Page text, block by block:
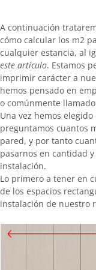
A continuación
cómo calcular los m2
cualquier estancia, al
este artículo. Estamos
imprimir carácter a
hemos pensado en
o comúnmente
Una vez hemos
preguntamos cuantos
pared, y por tanto
pasarnos en cantidad
instalación.
Lo primero a tener en
de los espacios
instalación de nuestro